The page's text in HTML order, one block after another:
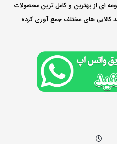
ای از بهترین و کامل ترین محصولات
کالایی های مختلف جمع آوری کرده